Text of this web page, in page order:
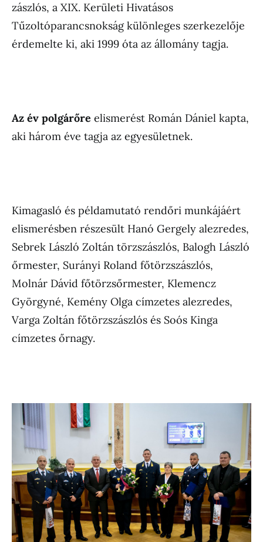
zászlós, a XIX. Kerületi Hivatásos
Tűzoltóparancsnokság különleges szerkezelője
érdemelte ki, aki 1999 óta az állomány tagja.
Az év polgárőre elismerést Román Dániel kapta,
aki három éve tagja az egyesületnek.
Kimagasló és példamutató rendőri munkájáért
elismerésben részesült Hanó Gergely alezredes,
Sebrek László Zoltán törzszászlós, Balogh László
őrmester, Surányi Roland főtörzszászlós,
Molnár Dávid főtörzsőrmester, Klemencz
Györgyné, Kemény Olga címzetes alezredes,
Varga Zoltán főtörzszászlós és Soós Kinga
címzetes őrnagy.